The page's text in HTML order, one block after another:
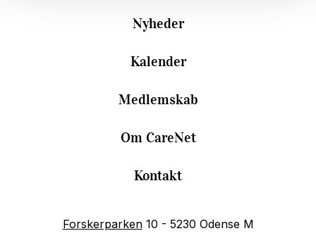
Nyheder
Kalender
Medlemskab
Om CareNet
Kontakt
Forskerparken10 - 5230 Odense M